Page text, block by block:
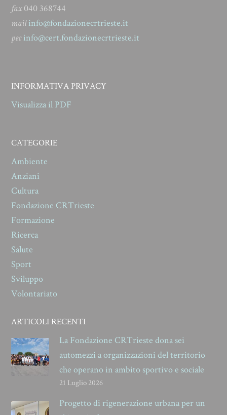
fax040 368744
mailinfo@fondazionecrtrieste.it
pecinfo@cert.fondazionecrtrieste.it
INFORMATIVA PRIVACY
Visualizza il PDF
CATEGORIE
Ambiente
Anziani
Cultura
Fondazione CRTrieste
Formazione
Ricerca
Salute
Sport
Sviluppo
Volontariato
ARTICOLI RECENTI
La Fondazione CRTrieste dona sei
automezzi a organizzazioni del territorio
che operano in ambito sportivo e sociale
21 Luglio 2026
Progetto di rigenerazione urbana per un